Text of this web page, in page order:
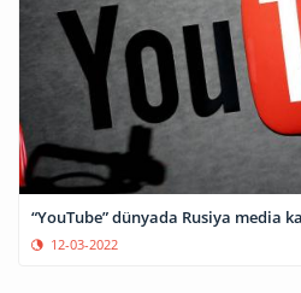
“YouTube” dünyada Rusiya media
12-03-2022